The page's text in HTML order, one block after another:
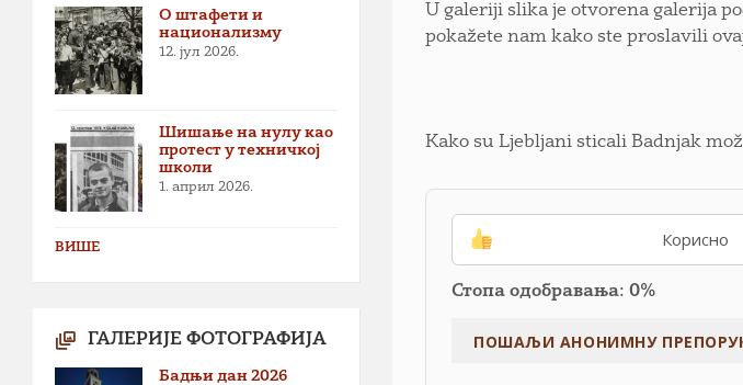
U galeriji slika je otvorena galerija
pokažete nam kako ste proslavili
Kako su Ljebljani sticali Badnjak
Корисно
Стопа одобравања: 0%
О штафети и
национализму
12. јул 2026.
Шишање на нулу као
протест у техничкој
школи
1. април 2026.
ВИШЕ
ГАЛЕРИЈЕ ФОТОГРАФИЈА
Бадњи дан 2026